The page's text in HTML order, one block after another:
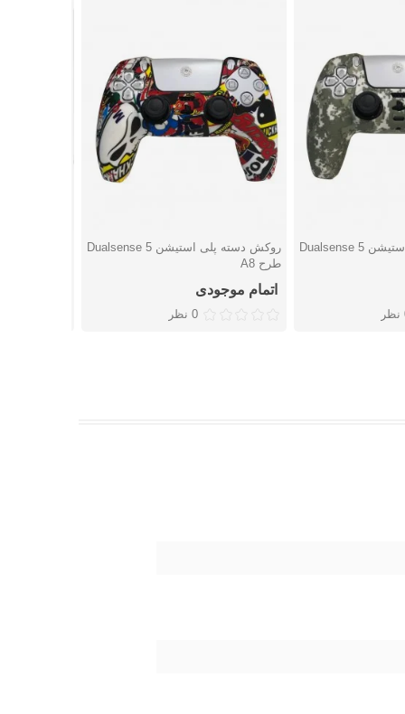
روکش دسته پلی استیشن 5 Dualsense
دوست داشتن
روکش دسته پلی استیشن 5 Dualsense
طرح A8
اتمام موجودی
0 نظر